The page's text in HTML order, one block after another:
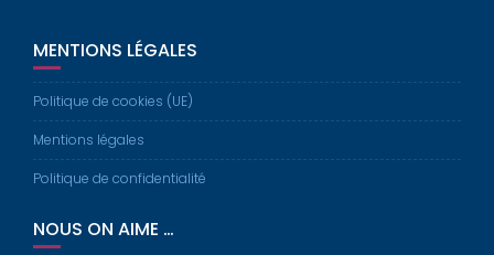
MENTIONS LÉGALES
Politique de cookies (UE)
Mentions légales
Politique de confidentialité
NOUS ON AIME …